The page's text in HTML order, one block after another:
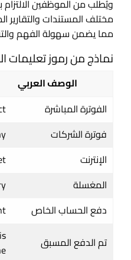
ويُطلب من الموظفين
مختلف المستندات والتقارير
مما يضمن سهولة الفهم
نماذج من رموز تعليمات
الوصف العربي
الفوترة المباشرة
فوترة الشركات
الإنترنت
المغسلة
دفع الحساب الخاص
تم الدفع المسبق